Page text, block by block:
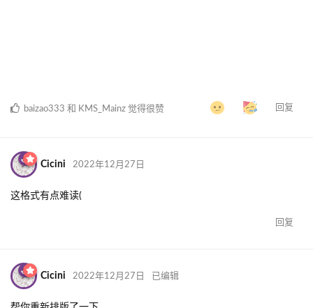
放在心上，或许您是出于说教的理由把自己想的很有情商，但是出